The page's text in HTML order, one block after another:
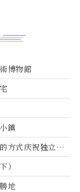
博物館
鎮
方式庆祝独立日2
）
地